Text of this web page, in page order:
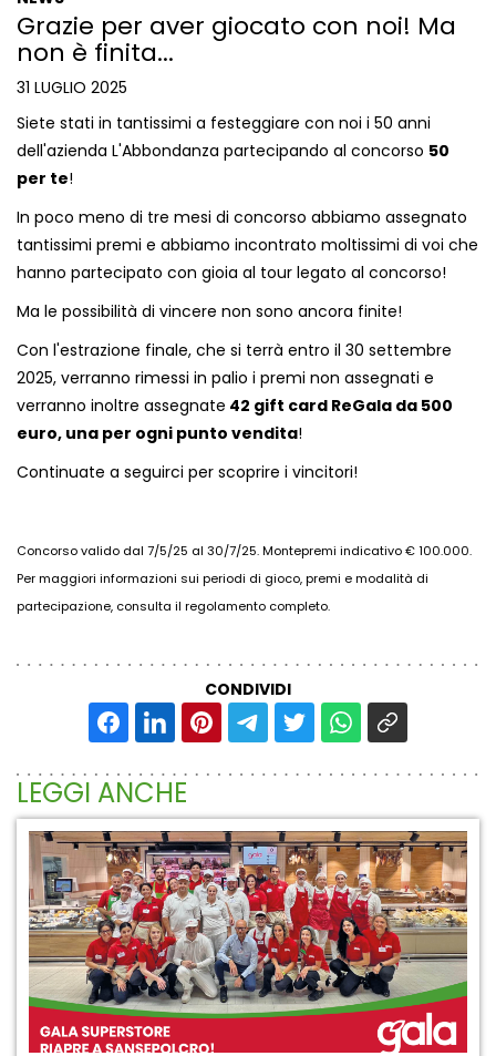
Grazie per aver giocato con noi! Ma
non è finita...
31 LUGLIO 2025
Siete stati in tantissimi a festeggiare con noi i 50 anni
dell'azienda L'Abbondanza partecipando al concorso 50
per te!
In poco meno di tre mesi di concorso abbiamo assegnato
tantissimi premi e abbiamo incontrato moltissimi di voi che
hanno partecipato con gioia al tour legato al concorso!
Ma le possibilità di vincere non sono ancora finite!
Con l'estrazione finale, che si terrà entro il 30 settembre
2025, verranno rimessi in palio i premi non assegnati e
verranno inoltre assegnate 42 gift card ReGala da 500
euro, una per ogni punto vendita!
Continuate a seguirci per scoprire i vincitori!
Concorso valido dal 7/5/25 al 30/7/25. Montepremi indicativo € 100.000.
Per maggiori informazioni sui periodi di gioco, premi e modalità di
partecipazione, consulta il regolamento completo.
CONDIVIDI
LEGGI ANCHE